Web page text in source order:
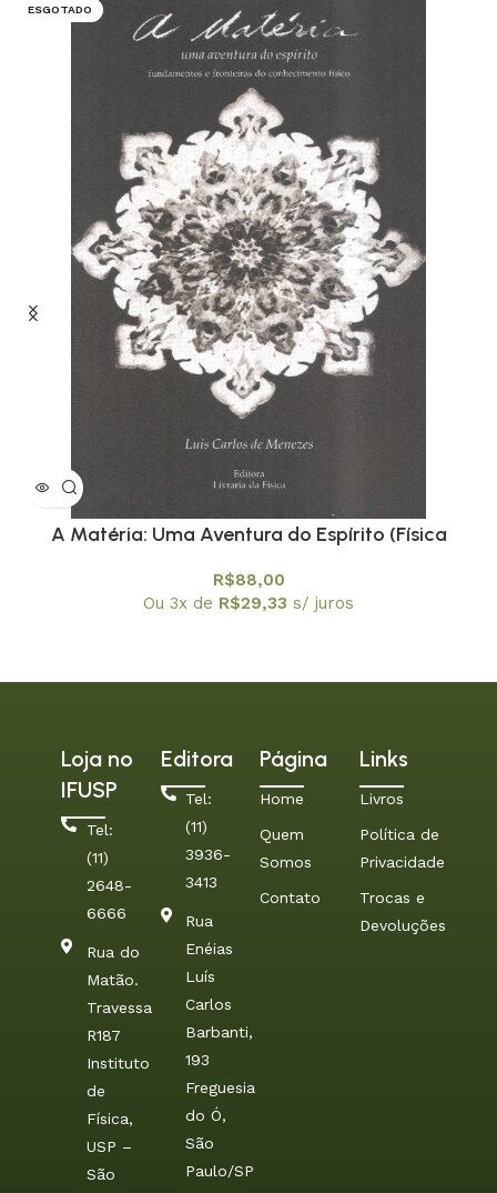
ESGOTADO
A Matéria: Uma Aventura do Espírito (Física
R$88,00
Ou 3x de R$29,33 s/ juros
Loja no
IFUSP
Tel:
(11)
2648-
6666
Rua do
Matão.
Travessa
R187
Instituto
de
Física,
USP –
São
Editora
Tel:
(11)
3936-
3413
Rua
Enéias
Luís
Carlos
Barbanti,
193
Freguesia
do Ó,
São
Paulo/SP
Página
Home
Quem
Somos
Contato
Links
Livros
Política de
Privacidade
Trocas e
Devoluções